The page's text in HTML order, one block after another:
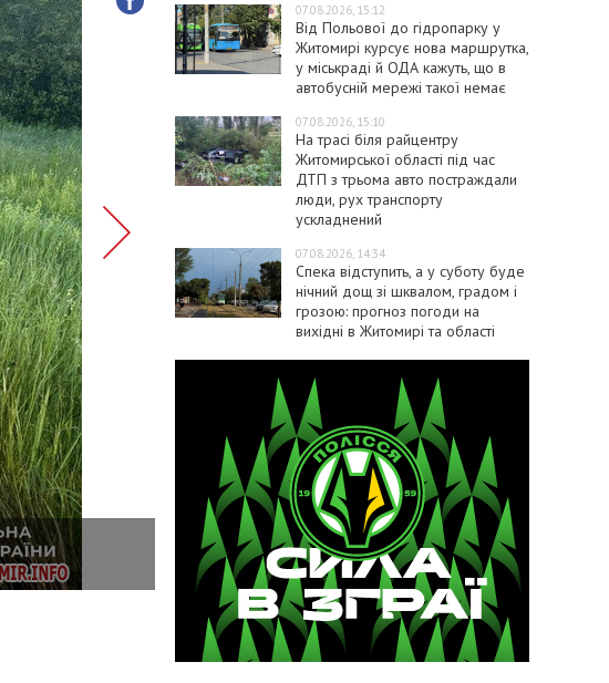
07.08.2026, 15:12
Від Польової до гідропарку у
Житомирі курсує нова маршрутка,
у міськраді й ОДА кажуть, що в
автобусній мережі такої немає
07.08.2026, 15:10
На трасі біля райцентру
Житомирської області під час
ДТП з трьома авто постраждали
люди, рух транспорту
ускладнений
07.08.2026, 14:34
Спека відступить, а у суботу буде
нічний дощ зі шквалом, градом і
грозою: прогноз погоди на
вихідні в Житомирі та області